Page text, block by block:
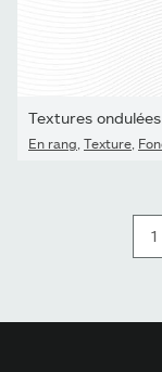
En rang Texture